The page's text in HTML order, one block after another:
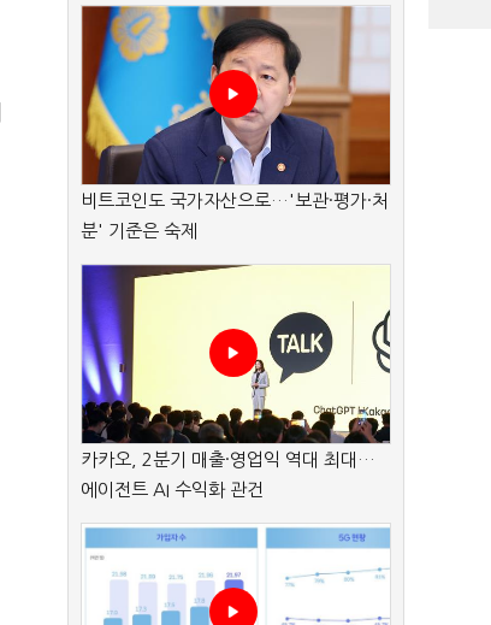
비트코인도 국가자산으로…'보관·평가·처
분' 기준은 숙제
카카오, 2분기 매출·영업익 역대 최대…
에이전트 AI 수익화 관건